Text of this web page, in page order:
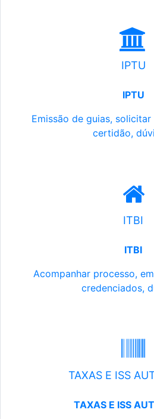
IPTU
IPTU
Emissão de guias,
certidão,
ITBI
ITBI
Acompanhar processo,
credenciados,
TAXAS E ISS
TAXAS E ISS